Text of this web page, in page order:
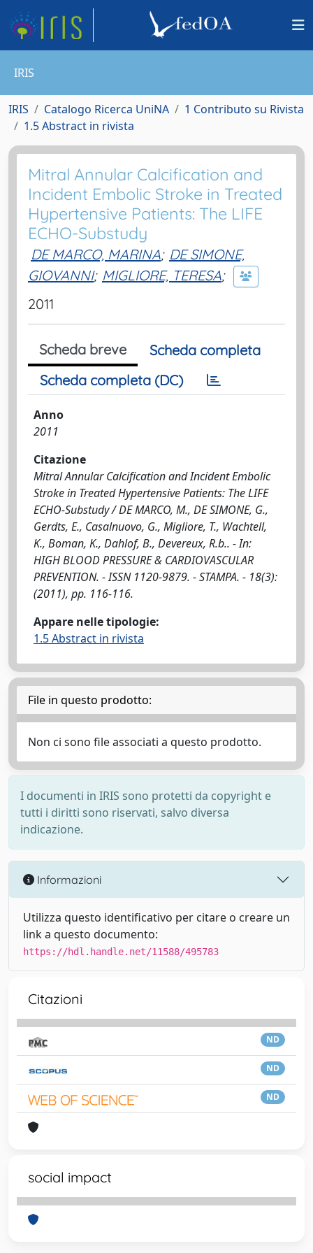
IRIS
IRIS Catalogo Ricerca UniNA
1 Contributo su Rivista
1.5 Abstract in rivista
Mitral Annular Calcification and
Incident Embolic Stroke in Treated
Hypertensive Patients: The LIFE
ECHO-Substudy
DE MARCO, MARINA; DE SIMONE,
GIOVANNI; MIGLIORE, TERESA;
2011
Scheda breve
Scheda completa
Scheda completa (DC)
Anno
2011
Citazione
Mitral Annular Calcification and Incident Embolic
Stroke in Treated Hypertensive Patients: The LIFE
ECHO-Substudy / DE MARCO, M., DE SIMONE, G.,
Gerdts, E., Casalnuovo, G., Migliore, T., Wachtell,
K., Boman, K., Dahlof, B., Devereux, R.b.. - In:
HIGH BLOOD PRESSURE & CARDIOVASCULAR
PREVENTION. - ISSN 1120-9879. - STAMPA. - 18(3):
(2011), pp. 116-116.
Appare nelle tipologie:
1.5 Abstract in rivista
File in questo prodotto:
Non ci sono file associati a questo prodotto.
I documenti in IRIS sono protetti da copyright e
tutti i diritti sono riservati, salvo diversa
indicazione.
Informazioni
Utilizza questo identificativo per citare o creare un
link a questo documento:
https://hdl.handle.net/11588/495783
Citazioni
ND
ND
ND
social impact